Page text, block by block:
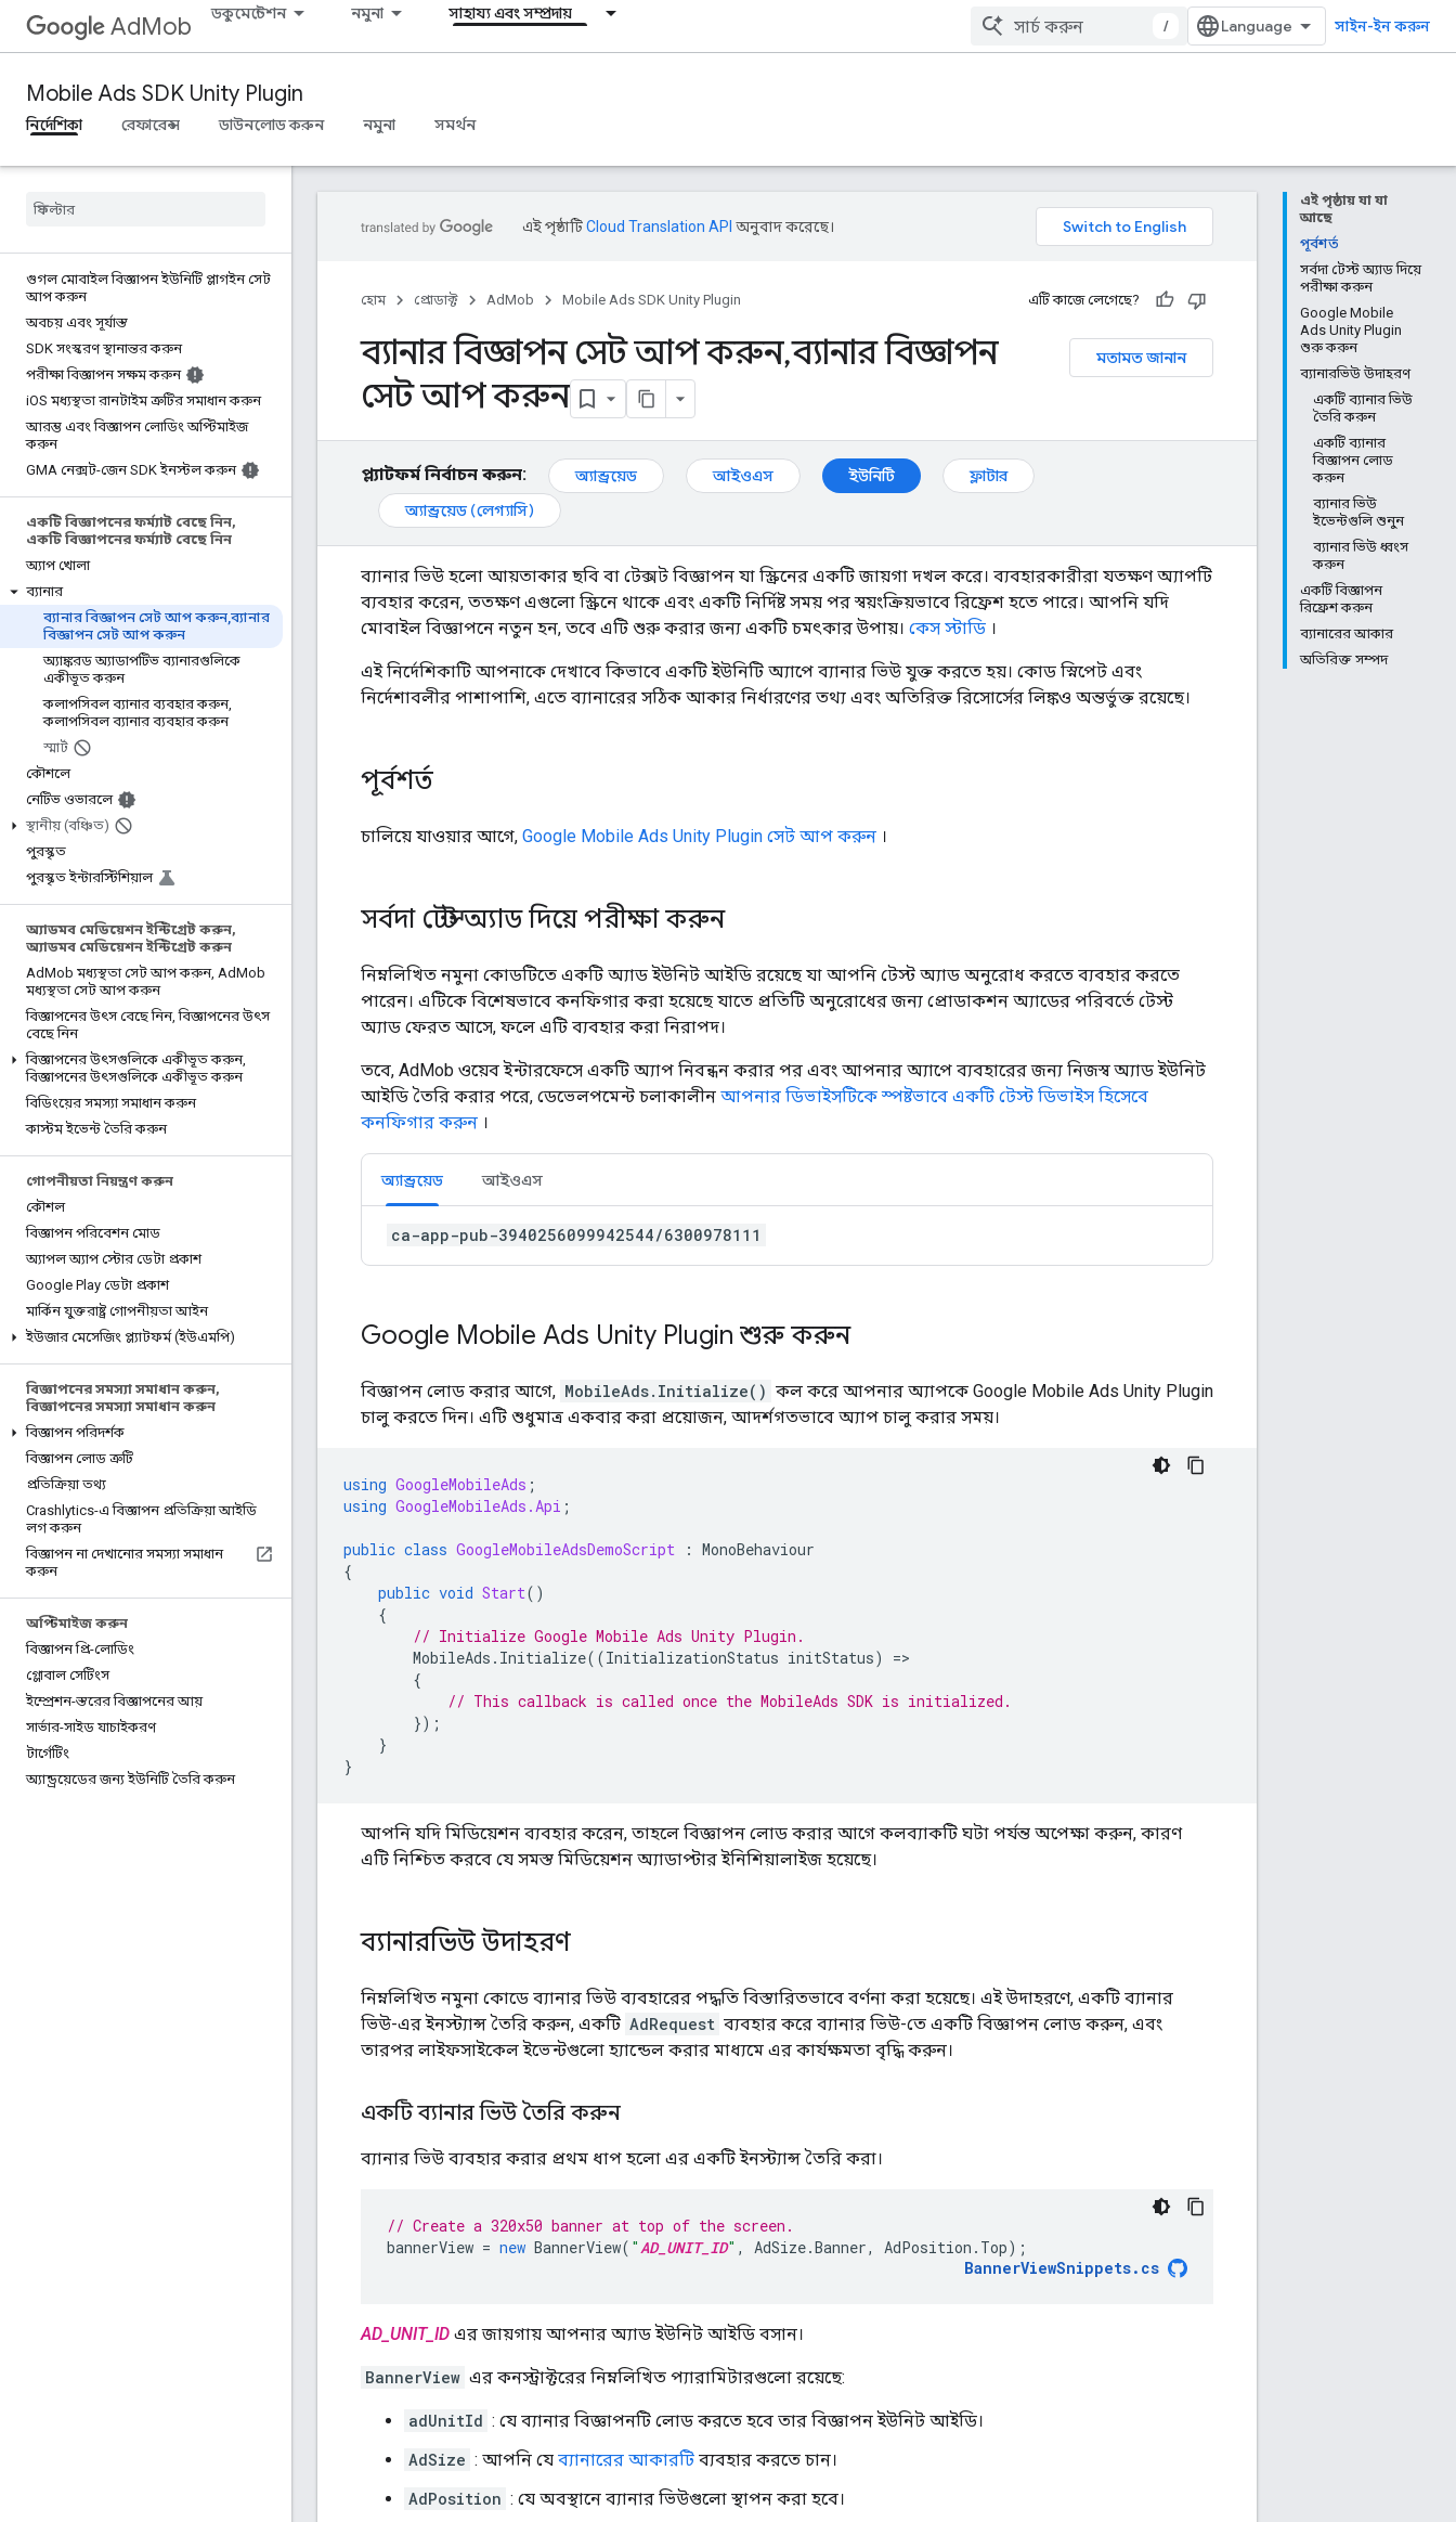
AdMob ডকুমেন্টেশন নমুনা সাহায্য এবং সম্প্রদায়
/ সাইন-ইন করুন
Mobile Ads SDK Unity Plugin
নির্দেশিকা রেফারেন্স ডাউনলোড করুন নমুনা সমর্থন
গুগল মোবাইল বিজ্ঞাপন ইউনিটি প্লাগইন সেট
আপ করুন
অবচয় এবং সূর্যাস্ত
SDK সংস্করণ স্থানান্তর করুন
পরীক্ষা বিজ্ঞাপন সক্ষম করুন
iOS মধ্যস্থতা রানটাইম ত্রুটির সমাধান করুন
আরম্ভ এবং বিজ্ঞাপন লোডিং অপ্টিমাইজ
করুন
GMA নেক্সট-জেন SDK ইনস্টল করুন
একটি বিজ্ঞাপনের ফর্ম্যাট বেছে নিন,
একটি বিজ্ঞাপনের ফর্ম্যাট বেছে নিন
অ্যাপ খোলা
ব্যানার
ব্যানার বিজ্ঞাপন সেট আপ করুন,ব্যানার
বিজ্ঞাপন সেট আপ করুন
অ্যাঙ্করড অ্যাডাপটিভ ব্যানারগুলিকে
একীভূত করুন
কলাপসিবল ব্যানার ব্যবহার করুন,
কলাপসিবল ব্যানার ব্যবহার করুন
স্মার্ট
কৌশলে
নেটিভ ওভারলে
স্থানীয় (বঞ্চিত)
পুরস্কৃত
পুরস্কৃত ইন্টারস্টিশিয়াল
অ্যাডমব মেডিয়েশন ইন্টিগ্রেট করুন,
অ্যাডমব মেডিয়েশন ইন্টিগ্রেট করুন
AdMob মধ্যস্থতা সেট আপ করুন, AdMob
মধ্যস্থতা সেট আপ করুন
বিজ্ঞাপনের উৎস বেছে নিন, বিজ্ঞাপনের উৎস
বেছে নিন
বিজ্ঞাপনের উৎসগুলিকে একীভূত করুন,
বিজ্ঞাপনের উৎসগুলিকে একীভূত করুন
বিডিংয়ের সমস্যা সমাধান করুন
কাস্টম ইভেন্ট তৈরি করুন
গোপনীয়তা নিয়ন্ত্রণ করুন
কৌশল
বিজ্ঞাপন পরিবেশন মোড
অ্যাপল অ্যাপ স্টোর ডেটা প্রকাশ
Google Play ডেটা প্রকাশ
মার্কিন যুক্তরাষ্ট্র গোপনীয়তা আইন
ইউজার মেসেজিং প্ল্যাটফর্ম (ইউএমপি)
বিজ্ঞাপনের সমস্যা সমাধান করুন,
বিজ্ঞাপনের সমস্যা সমাধান করুন
বিজ্ঞাপন পরিদর্শক
বিজ্ঞাপন লোড ত্রুটি
প্রতিক্রিয়া তথ্য
Crashlytics-এ বিজ্ঞাপন প্রতিক্রিয়া আইডি
লগ করুন
বিজ্ঞাপন না দেখানোর সমস্যা সমাধান
করুন
অপ্টিমাইজ করুন
বিজ্ঞাপন প্রি-লোডিং
গ্লোবাল সেটিংস
ইম্প্রেশন-স্তরের বিজ্ঞাপনের আয়
সার্ভার-সাইড যাচাইকরণ
টার্গেটিং
অ্যান্ড্রয়েডের জন্য ইউনিটি তৈরি করুন
এই পৃষ্ঠায় যা যা
আছে
পূর্বশর্ত
সর্বদা টেস্ট অ্যাড দিয়ে
পরীক্ষা করুন
Google Mobile
Ads Unity Plugin
শুরু করুন
ব্যানারভিউ উদাহরণ
একটি ব্যানার ভিউ
তৈরি করুন
একটি ব্যানার
বিজ্ঞাপন লোড
করুন
ব্যানার ভিউ
ইভেন্টগুলি শুনুন
ব্যানার ভিউ ধ্বংস
করুন
একটি বিজ্ঞাপন
রিফ্রেশ করুন
ব্যানারের আকার
অতিরিক্ত সম্পদ
এই পৃষ্ঠাটিCloud Translation API অনুবাদ করেছে।
হোম প্রোডাক্ট AdMob Mobile Ads SDK Unity Plugin এটি কাজে লেগেছে?
মতামত জানান
ব্যানার বিজ্ঞাপন সেট আপ করুন,ব্যানার বিজ্ঞাপন
সেট আপ করুন
প্ল্যাটফর্ম নির্বাচন করুন: অ্যান্ড্রয়েড আইওএস ইউনিটি
ফ্লাটার
অ্যান্ড্রয়েড (লেগ্যাসি)
ব্যানার ভিউ হলো আয়তাকার ছবি বা টেক্সট বিজ্ঞাপন যা স্ক্রিনের একটি জায়গা দখল করে। ব্যবহারকারীরা যতক্ষণ অ্যাপটি
ব্যবহার করেন, ততক্ষণ এগুলো স্ক্রিনে থাকে এবং একটি নির্দিষ্ট সময় পর স্বয়ংক্রিয়ভাবে রিফ্রেশ হতে পারে। আপনি যদি
মোবাইল বিজ্ঞাপনে নতুন হন, তবে এটি শুরু করার জন্য একটি চমৎকার উপায়। কেস স্টাডি ।
এই নির্দেশিকাটি আপনাকে দেখাবে কিভাবে একটি ইউনিটি অ্যাপে ব্যানার ভিউ যুক্ত করতে হয়। কোড স্নিপেট এবং
নির্দেশাবলীর পাশাপাশি, এতে ব্যানারের সঠিক আকার নির্ধারণের তথ্য এবং অতিরিক্ত রিসোর্সের লিঙ্কও অন্তর্ভুক্ত রয়েছে।
পূর্বশর্ত
চালিয়ে যাওয়ার আগে, Google Mobile Ads Unity Plugin সেট আপ করুন ।
সর্বদা টেস্ট অ্যাড দিয়ে পরীক্ষা করুন
নিম্নলিখিত নমুনা কোডটিতে একটি অ্যাড ইউনিট আইডি রয়েছে যা আপনি টেস্ট অ্যাড অনুরোধ করতে ব্যবহার করতে
পারেন। এটিকে বিশেষভাবে কনফিগার করা হয়েছে যাতে প্রতিটি অনুরোধের জন্য প্রোডাকশন অ্যাডের পরিবর্তে টেস্ট
অ্যাড ফেরত আসে, ফলে এটি ব্যবহার করা নিরাপদ।
তবে, AdMob ওয়েব ইন্টারফেসে একটি অ্যাপ নিবন্ধন করার পর এবং আপনার অ্যাপে ব্যবহারের জন্য নিজস্ব অ্যাড ইউনিট
আইডি তৈরি করার পরে, ডেভেলপমেন্ট চলাকালীন আপনার ডিভাইসটিকে স্পষ্টভাবে একটি টেস্ট ডিভাইস হিসেবে
কনফিগার করুন ।
অ্যান্ড্রয়েড আইওএস
ca-app-pub-3940256099942544/6300978111
Google Mobile Ads Unity Plugin শুরু করুন
বিজ্ঞাপন লোড করার আগে, MobileAds.Initialize() কল করে আপনার অ্যাপকে Google Mobile Ads Unity Plugin
চালু করতে দিন। এটি শুধুমাত্র একবার করা প্রয়োজন, আদর্শগতভাবে অ্যাপ চালু করার সময়।
using GoogleMobileAds ;
using GoogleMobileAds.Api ;
public class GoogleMobileAdsDemoScript : MonoBehaviour
{
public void Start()
{
// Initialize Google Mobile Ads Unity Plugin .
MobileAds . Initialize((InitializationStatus initStatus) =
{
// This callback is called once the MobileAds SDK is initialized.
});
}
}
আপনি যদি মিডিয়েশন ব্যবহার করেন, তাহলে বিজ্ঞাপন লোড করার আগে কলব্যাকটি ঘটা পর্যন্ত অপেক্ষা করুন, কারণ
এটি নিশ্চিত করবে যে সমস্ত মিডিয়েশন অ্যাডাপ্টার ইনিশিয়ালাইজ হয়েছে।
ব্যানারভিউ উদাহরণ
নিম্নলিখিত নমুনা কোডে ব্যানার ভিউ ব্যবহারের পদ্ধতি বিস্তারিতভাবে বর্ণনা করা হয়েছে। এই উদাহরণে, একটি ব্যানার
ভিউ-এর ইনস্ট্যান্স তৈরি করুন, একটি AdRequest ব্যবহার করে ব্যানার ভিউ-তে একটি বিজ্ঞাপন লোড করুন, এবং
তারপর লাইফসাইকেল ইভেন্টগুলো হ্যান্ডেল করার মাধ্যমে এর কার্যক্ষমতা বৃদ্ধি করুন।
একটি ব্যানার ভিউ তৈরি করুন
ব্যানার ভিউ ব্যবহার করার প্রথম ধাপ হলো এর একটি ইনস্ট্যান্স তৈরি করা।
// Create a 320x50 banner at top of the screen.
bannerView = new BannerView( "AD_UNIT_ID" , AdSize.Banner, AdPosition . Top);
BannerViewSnippets. cs
AD_UNIT_ID এর জায়গায় আপনার অ্যাড ইউনিট আইডি বসান।
BannerView এর কনস্ট্রাক্টরের নিম্নলিখিত প্যারামিটারগুলো রয়েছে:
adUnitId : যে ব্যানার বিজ্ঞাপনটি লোড করতে হবে তার বিজ্ঞাপন ইউনিট আইডি।
AdSize : আপনি যে ব্যানারের আকারটি ব্যবহার করতে চান।
AdPosition : যে অবস্থানে ব্যানার ভিউগুলো স্থাপন করা হবে।